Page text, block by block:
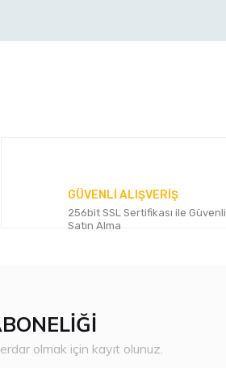
GÜVENLİ ALIŞVERİŞ
256bit SSL Sertifikası ile Güvenli
Satın Alma
olmak için kayıt olunuz.